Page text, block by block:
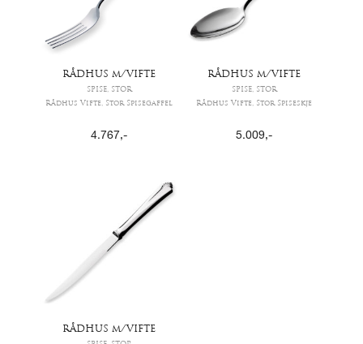
RÅDHUS m/VIFTE
SPISE, STOR
Rådhus Vifte, Stor Spisegaffel
4.767 ,-
RÅDHUS m/VIFTE
SPISE, STOR
Rådhus Vifte, Stor Spiseskje
5.009,-
RÅDHUS m/VIFTE